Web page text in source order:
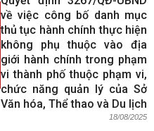
về việc công bố danh mục
thủ tục hành chính thực hiện
không phụ thuộc vào địa
giới hành chính trong phạm
vi thành phố thuộc phạm vi,
chức năng quản lý của Sở
Văn hóa, Thể thao và Du lịch
18/08/2025